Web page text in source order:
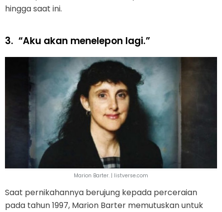
hingga saat ini.
3. “Aku akan menelepon lagi.”
Marion Barter. | listverse.com
Saat pernikahannya berujung kepada perceraian
pada tahun 1997, Marion Barter memutuskan untuk